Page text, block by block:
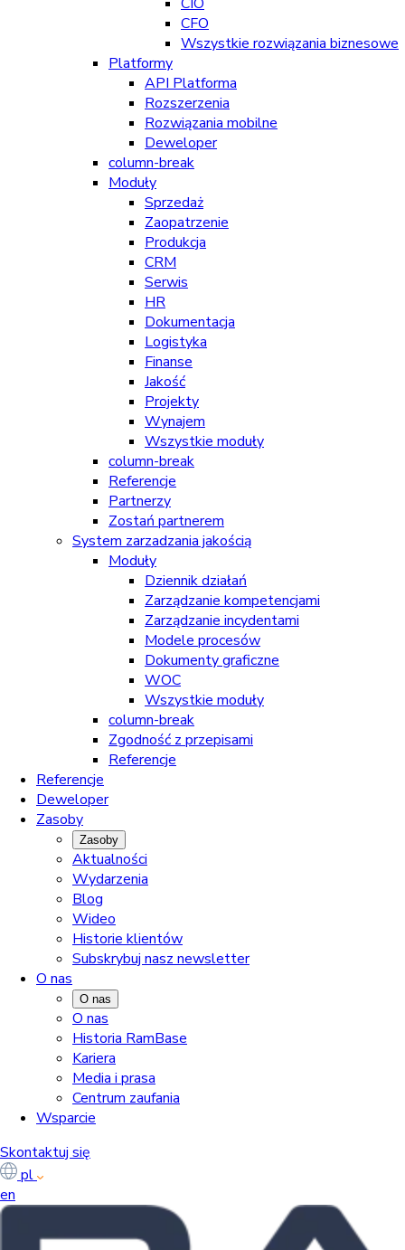
CFO
Wszystkie rozwiązania biznesowe
Platformy
API Platforma
Rozszerzenia
Rozwiązania mobilne
Deweloper
column-break
Moduły
Sprzedaż
Zaopatrzenie
Produkcja
CRM
Serwis
HR
Dokumentacja
Logistyka
Finanse
Jakość
Projekty
Wynajem
Wszystkie moduły
column-break
Referencje
Partnerzy
Zostań partnerem
System zarzadzania jakością
Moduły
Dziennik działań
Zarządzanie kompetencjami
Zarządzanie incydentami
Modele procesów
Dokumenty graficzne
WOC
Wszystkie moduły
column-break
Zgodność z przepisami
Referencje
Referencje
Deweloper
Zasoby
Zasoby
Aktualności
Wydarzenia
Blog
Wideo
Historie klientów
Subskrybuj nasz newsletter
O nas
O nas
O nas
Historia RamBase
Kariera
Media i prasa
Centrum zaufania
Wsparcie
Skontaktuj się
pl
en